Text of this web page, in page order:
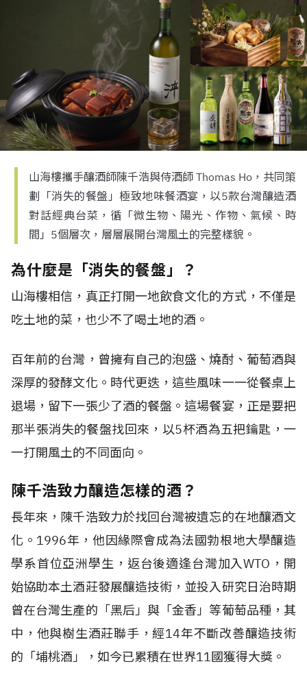
山海樓攜手釀酒師陳千浩與侍酒師 Thomas Ho，共同策
劃「消失的餐盤」極致地味餐酒宴，以5款台灣釀造酒
對話經典台菜，循「微生物、陽光、作物、氣候、時
間」5個層次，層層展開台灣風土的完整樣貌。
為什麼是「消失的餐盤」？
山海樓相信，真正打開一地飲食文化的方式，不僅是
吃土地的菜，也少不了喝土地的酒。
百年前的台灣，曾擁有自己的泡盛、燒酎、葡萄酒與
深厚的發酵文化。時代更迭，這些風味一一從餐桌上
退場，留下一張少了酒的餐盤。這場餐宴，正是要把
那半張消失的餐盤找回來，以5杯酒為五把鑰匙，一
一打開風土的不同面向。
陳千浩致力釀造怎樣的酒？
長年來，陳千浩致力於找回台灣被遺忘的在地釀酒文
化。1996年，他因緣際會成為法國勃根地大學釀造
學系首位亞洲學生，返台後適逢台灣加入WTO，開
始協助本土酒莊發展釀造技術，並投入研究日治時期
曾在台灣生產的「黑后」與「金香」等葡萄品種，其
中，他與樹生酒莊聯手，經14年不斷改善釀造技術
的「埔桃酒」，如今已累積在世界11國獲得大獎。